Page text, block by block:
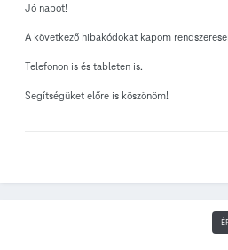
Jó napot!
A következő hibakódokat kapom
Telefonon is és tableten is.
Segítségüket előre is köszönöm!